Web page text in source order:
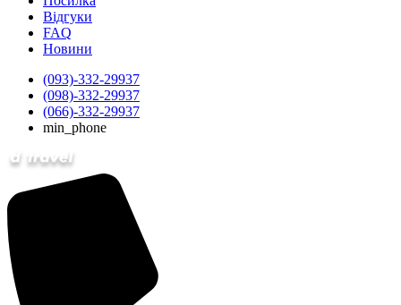
Відгуки
FAQ
Новини
(093)-332-29937
(098)-332-29937
(066)-332-29937
min_phone